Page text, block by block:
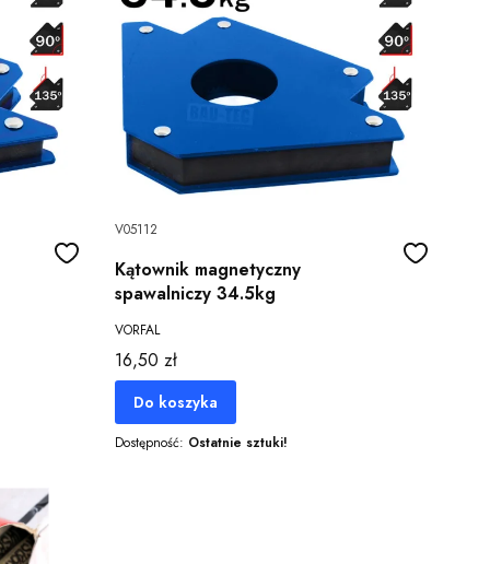
V05112
Kątownik magnetyczny
spawalniczy 34.5kg
VORFAL
Cena
16,50 zł
Do koszyka
Dostępność: Ostatnie sztuki!